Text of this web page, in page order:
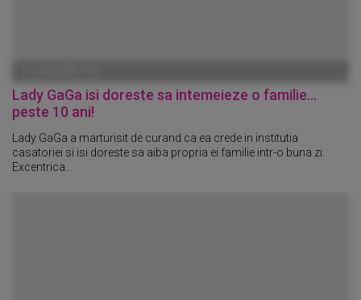
Lady GaGa isi doreste sa intemeieze o familie...
peste 10 ani!
Lady GaGa a marturisit de curand ca ea crede in institutia
casatoriei si isi doreste sa aiba propria ei familie intr-o buna zi.
Excentrica...